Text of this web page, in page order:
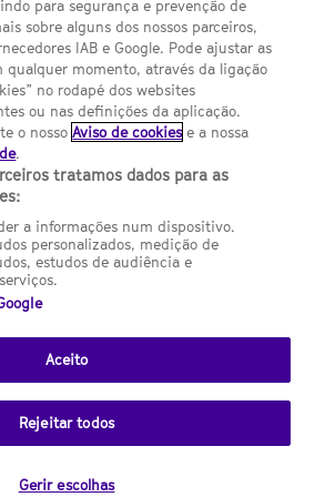
España S.L.U. is wholly owned
BV
S.L.U. Paseo de la Castellana,
Europa 28046 Madrid B-82227893
to Spanish jurisdiction and regulated
Србија SYFY España SYFY France
SYFY
Portugal
SYFY USA
reserved.
para segurança e prevenção de
sobre alguns dos nossos parceiros,
IAB e Google. Pode ajustar as
qualquer momento, através da ligação
no rodapé dos websites
ou nas definições da aplicação.
o nossoAviso de cookies e a nossa
.
tratamos dados para as
a informações num dispositivo.
personalizados, medição de
estudos de audiência e
Aceito
Rejeitar todos
Gerir escolhas